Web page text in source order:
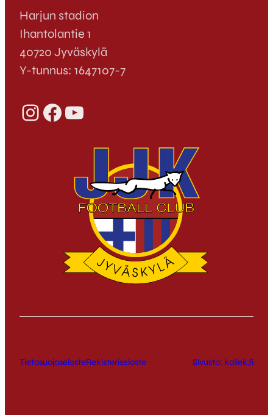
Harjun stadion
Ihantolantie 1
40720 Jyväskylä
Y-tunnus: 1647107-7
InstagramFacebook YouTube
TietosuojaselosteRekisteriseloste Sivusto: kallek.fi